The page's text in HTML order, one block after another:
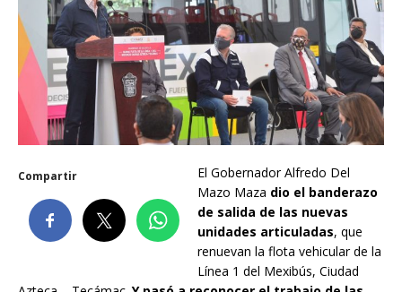
Compartir
El Gobernador Alfredo Del
Mazo Maza dio el banderazo
de salida de las nuevas
unidades articuladas, que
renuevan la flota vehicular de la
Línea 1 del Mexibús, Ciudad